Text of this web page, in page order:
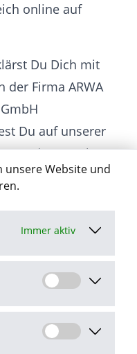
unsere Website und
Immer aktiv
online auf
Du Dich mit
der Firma ARWA
Du auf unserer
dem Punkt